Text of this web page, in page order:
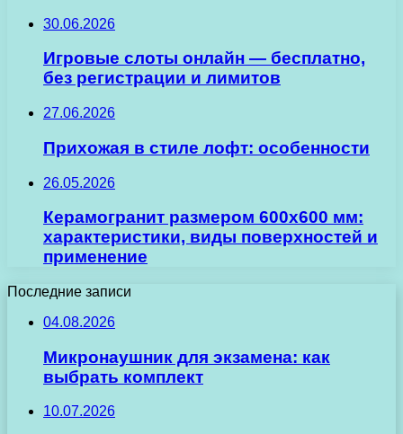
30.06.2026
Игровые слоты онлайн — бесплатно,
без регистрации и лимитов
27.06.2026
Прихожая в стиле лофт: особенности
26.05.2026
Керамогранит размером 600х600 мм:
характеристики, виды поверхностей и
применение
Последние записи
04.08.2026
Микронаушник для экзамена: как
выбрать комплект
10.07.2026